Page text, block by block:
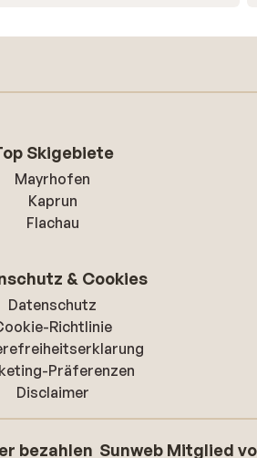
Skigebiete
Mayrhofen
Kaprun
Flachau
& Cookies
Datenschutz
Richtlinie
Präferenzen
Disclaimer
bezahlen Sunweb Mitglied